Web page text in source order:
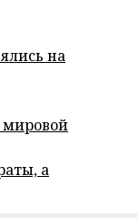
на
мировой
а